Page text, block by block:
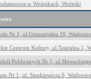
w Woźnikach, Woźniki
Nr 1, ul.Gimnazjalna 10,
Centrum Kultury, ul.Teatralna 1,
Publicznych Nr 1,
Nr 1, ul. Sienkiewicza 9, Wadowice